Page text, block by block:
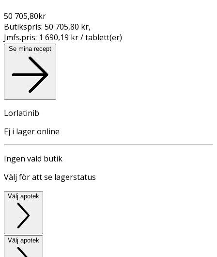
50 705,80kr
Butikspris: 50 705,80 kr,
Jmfs.pris: 1 690,19 kr / tablett(er)
Se mina recept
Lorlatinib
Ej i lager online
Ingen vald butik
Välj för att se lagerstatus
Välj apotek
Välj apotek